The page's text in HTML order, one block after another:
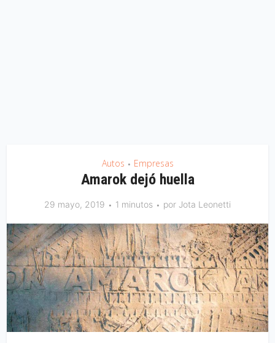
Autos • Empresas
Amarok dejó huella
29 mayo, 2019 1 minutos por Jota Leonetti